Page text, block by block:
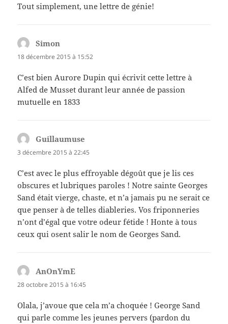
Tout simplement, une lettre de génie!
Simon
18 décembre 2015 à 15:52
C’est bien Aurore Dupin qui écrivit cette lettre à
Alfed de Musset durant leur année de passion
mutuelle en 1833
Guillaumuse
3 décembre 2015 à 22:45
C’est avec le plus effroyable dégoût que je lis ces
obscures et lubriques paroles ! Notre sainte Georges
Sand était vierge, chaste, et n’a jamais pu ne serait ce
que penser à de telles diableries. Vos friponneries
n’ont d’égal que votre odeur fétide ! Honte à tous
ceux qui osent salir le nom de Georges Sand.
AnOnYmE
28 octobre 2015 à 16:45
Olala, j’avoue que cela m’a choquée ! George Sand
qui parle comme les jeunes pervers (pardon du